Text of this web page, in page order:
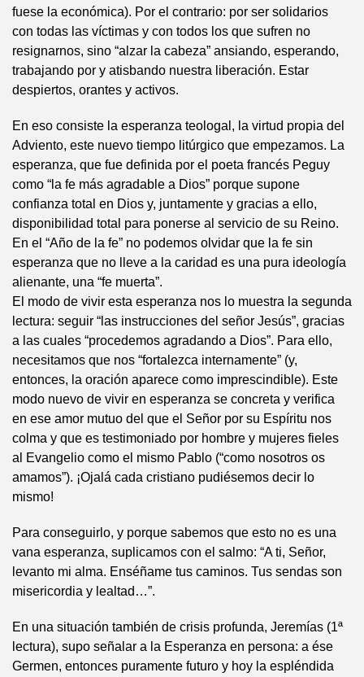
fuese la económica). Por el contrario: por ser solidarios
con todas las víctimas y con todos los que sufren no
resignarnos, sino “alzar la cabeza” ansiando, esperando,
trabajando por y atisbando nuestra liberación. Estar
despiertos, orantes y activos.
En eso consiste la esperanza teologal, la virtud propia del
Adviento, este nuevo tiempo litúrgico que empezamos. La
esperanza, que fue definida por el poeta francés Peguy
como “la fe más agradable a Dios” porque supone
confianza total en Dios y, juntamente y gracias a ello,
disponibilidad total para ponerse al servicio de su Reino.
En el “Año de la fe” no podemos olvidar que la fe sin
esperanza que no lleve a la caridad es una pura ideología
alienante, una “fe muerta”.
El modo de vivir esta esperanza nos lo muestra la segunda
lectura: seguir “las instrucciones del señor Jesús”, gracias
a las cuales “procedemos agradando a Dios”. Para ello,
necesitamos que nos “fortalezca internamente” (y,
entonces, la oración aparece como imprescindible). Este
modo nuevo de vivir en esperanza se concreta y verifica
en ese amor mutuo del que el Señor por su Espíritu nos
colma y que es testimoniado por hombre y mujeres fieles
al Evangelio como el mismo Pablo (“como nosotros os
amamos”). ¡Ojalá cada cristiano pudiésemos decir lo
mismo!
Para conseguirlo, y porque sabemos que esto no es una
vana esperanza, suplicamos con el salmo: “A ti, Señor,
levanto mi alma. Enséñame tus caminos. Tus sendas son
misericordia y lealtad…”.
En una situación también de crisis profunda, Jeremías (1ª
lectura), supo señalar a la Esperanza en persona: a ése
Germen, entonces puramente futuro y hoy la espléndida